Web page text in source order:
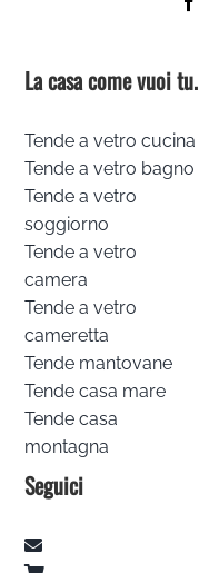
La casa come vuoi tu.
Tende a vetro cucina
Tende a vetro bagno
Tende a vetro
soggiorno
Tende a vetro
camera
Tende a vetro
cameretta
Tende mantovane
Tende casa mare
Tende casa
montagna
Seguici